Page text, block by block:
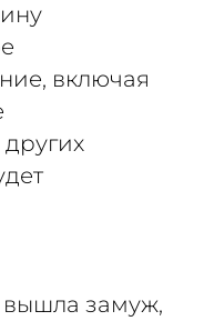
включая
вышла замуж,